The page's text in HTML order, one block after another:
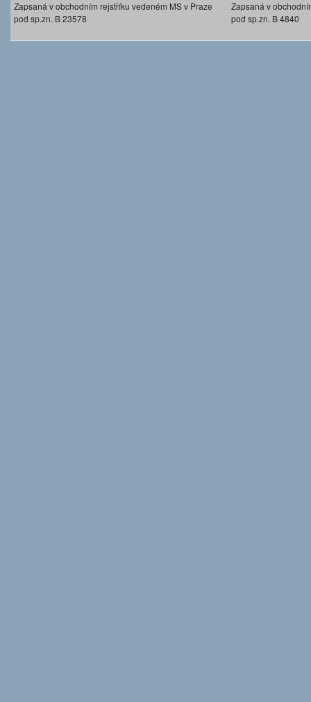
Zapsaná v obchodním rejstříku vedeném MS v Praze
pod sp.zn. B 23578
Zapsaná v
pod sp.zn. B 4840